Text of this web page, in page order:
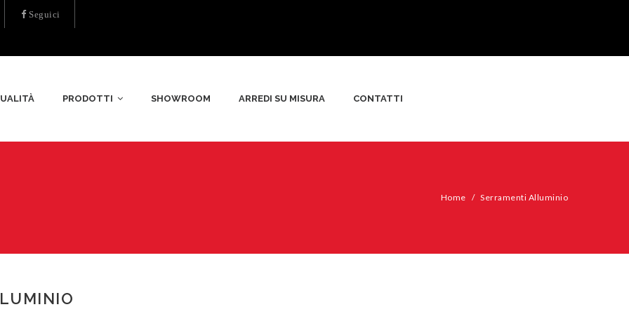
Seguici
PRODOTTI SHOWROOM ARREDI SU MISURA CONTATTI
Home / Serramenti Alluminio